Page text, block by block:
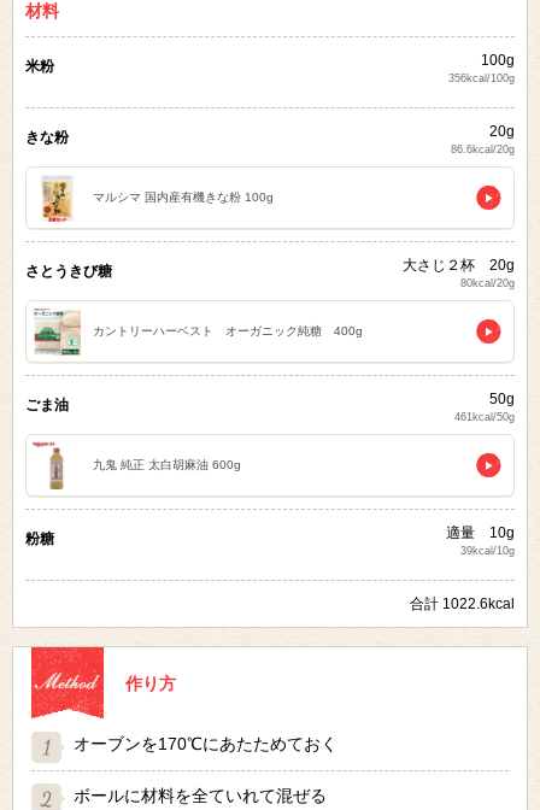
材料
米粉 100g
356kcal/100g
きな粉 20g
86.6kcal/20g
マルシマ 国内産有機きな粉 100g
さとうきび糖 大さじ２杯 20g
80kcal/20g
カントリーハーベスト オーガニック純糖 400g
ごま油 50g
461kcal/50g
九鬼 純正 太白胡麻油 600g
粉糖 適量 10g
39kcal/10g
合計 1022.6kcal
作り方
オーブンを170℃にあたためておく
ボールに材料を全ていれて混ぜる